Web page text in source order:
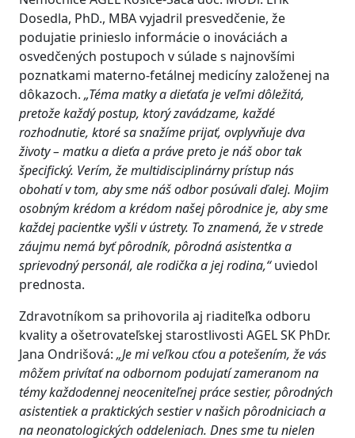
Dosedla, PhD., MBA vyjadril presvedčenie, že
podujatie prinieslo informácie o inováciách a
osvedčených postupoch v súlade s najnovšími
poznatkami materno-fetálnej medicíny založenej na
dôkazoch. „Téma matky a dieťaťa je veľmi dôležitá,
pretože každý postup, ktorý zavádzame, každé
rozhodnutie, ktoré sa snažíme prijať, ovplyvňuje dva
životy – matku a dieťa a práve preto je náš obor tak
špecifický. Verím, že multidisciplinárny prístup nás
obohatí v tom, aby sme náš odbor posúvali ďalej. Mojim
osobným krédom a krédom našej pôrodnice je, aby sme
každej pacientke vyšli v ústrety. To znamená, že v strede
záujmu nemá byť pôrodník, pôrodná asistentka a
sprievodný personál, ale rodička a jej rodina,“uviedol
prednosta.
Zdravotníkom sa prihovorila aj riaditeľka odboru
kvality a ošetrovateľskej starostlivosti AGEL SK PhDr.
Jana Ondrišová: „Je mi veľkou cťou a potešením, že vás
môžem privítať na odbornom podujatí zameranom na
témy každodennej neoceniteľnej práce sestier, pôrodných
asistentiek a praktických sestier v našich pôrodniciach a
na neonatologických oddeleniach. Dnes sme tu nielen